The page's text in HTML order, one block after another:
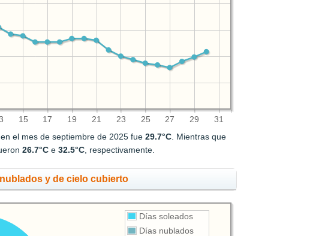
15 17 19 21 23 25 27 29 31
el mes de septiembre de 2025 fue29.7°C . Mientras que
26.7°C e32.5°C , respectivamente.
y de cielo cubierto
Días soleados
Días nublados